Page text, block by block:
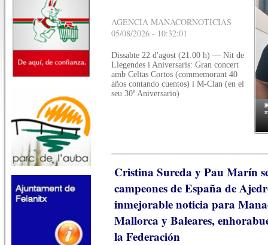
AGENCIA MANACORNOTICIAS
05/08/2026 - 10:32:01
Dissabte 22 d'agost (21.00 h) — Nit de
Llegendes i Aniversaris: Gran concert
amb Celtas Cortos (commemorant 40
años contando cuentos) i M-Clan (en el
seu 30º Aniversario)
Cristina Sureda y Pau Marín
campeones de España de
inmejorable noticia para
Mallorca y Baleares,
la Federación